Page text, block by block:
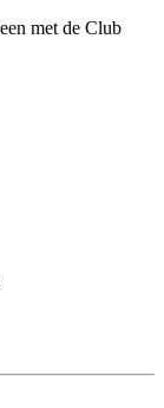
met de Club